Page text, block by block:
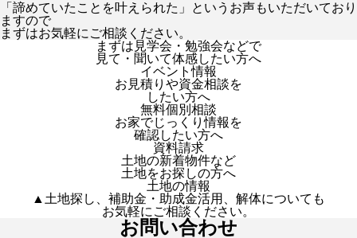
「諦めていたことを叶えられた」というお声もいただいており
ますので
まずはお気軽にご相談ください。
まずは見学会・勉強会などで
見て・聞いて体感したい方へ
イベント情報
お見積りや資金相談を
したい方へ
無料個別相談
お家でじっくり情報を
確認したい方へ
資料請求
土地の新着物件など
土地をお探しの方へ
土地の情報
▲土地探し、補助金・助成金活用、解体についても
お気軽にご相談ください。
お問い合わせ